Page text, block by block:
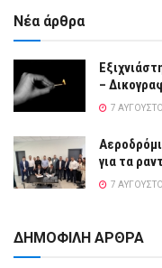
Νέα άρθρα
–
7
για τα
7
ΔΗΜΟΦΙΛΗ ΑΡΘΡΑ